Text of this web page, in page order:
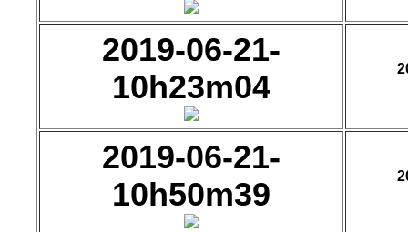
2019-06-21-
10h23m04
2019-06-21-
10h50m39